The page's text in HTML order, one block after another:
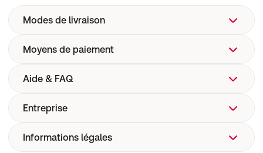
Modes de livraison
Moyens de paiement
Aide & FAQ
FAQ
Livraison
Entreprise
Qui sommes-nous ?
Informations légales